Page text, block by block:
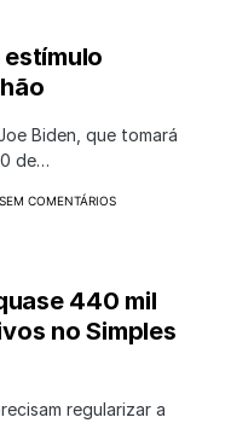
Biden, que tomará
de…
SEM COMENTÁRIOS
440 mil
no Simples
regularizar a